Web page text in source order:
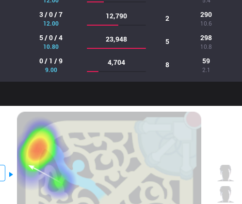
3 / 0 / 7
12.00
12,790 2 290
10.6
5 / 0 / 4
10.80
23,948 5 298
10.8
0 / 1 / 9
9.00
4,704 8 59
2.1